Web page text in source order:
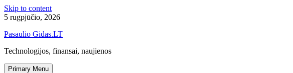
Skip to content
5 rugpjūčio, 2026
Pasaulio Gidas.LT
Technologijos, finansai, naujienos
Primary Menu